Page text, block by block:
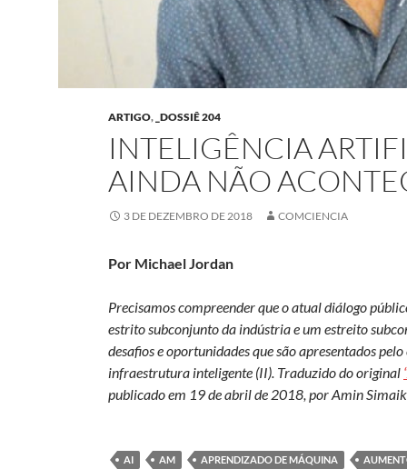
ARTIGO, _DOSSIÊ 204
INTELIGÊNCIA
AINDA NÃO
3 DE DEZEMBRO DE 2018 COMCIENCIA
Por Michael Jordan
Precisamos compreender que o atual diálogo
estrito subconjunto da indústria e um estreito
desafios e oportunidades que são apresentados
infraestrutura inteligente (II). Traduzido do original
publicado em 19 de abril de 2018, por Amin
AI AM APRENDIZADO DE MÁQUINA